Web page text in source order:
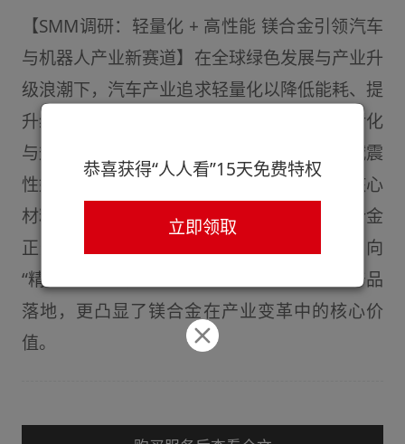
【SMM调研：轻量化 + 高性能 镁合金引领汽车
与机器人产业新赛道】在全球绿色发展与产业升
级浪潮下，汽车产业追求轻量化以降低能耗、提
升续航，机器人产业亟需高性能材料实现灵活化
与规模化，而镁合金凭借密度低、强度高、减震
性好的优势，成为两大产业突破发展瓶颈的核心
材料。从汽车零部件到机器人关键组件，镁合金
正逐步替代传统材料，推动产业从 “重制造” 向
“精智造” 转型，近期多家企业的战略合作与产品
落地，更凸显了镁合金在产业变革中的核心价
值。​
恭喜获得“人人看”15天免费特权
立即领取